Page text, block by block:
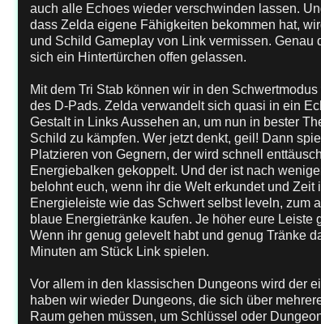
auch alle Echoes wieder verschwinden lassen.
dass Zelda eigene Fähigkeiten bekommen hat,
und Schild Gameplay von Link vermissen.
sich ein Hintertürchen offen gelassen.
Mit dem Tri Stab können wir in den
des D-Pads. Zelda verwandelt sich quasi in ein
Gestalt in Links Aussehen an, um nun in bester
Schild zu kämpfen. Wer jetzt denkt, geil! Dann
Platzieren von Gegnern, der wird schnell
Energiebalken gekoppelt. Und der ist nach
belohnt euch, wenn ihr die Welt erkundet und
Energieleiste wie das Schwert selbst leveln, zum
blaue Energietränke kaufen. Je höher eure
Wenn ihr genug gelevelt habt und genug Tränke
Minuten am Stück Link spielen.
Vor allem in den klassischen Dungeons wird der
haben wir wieder Dungeons, die sich über
Raum gehen müssen, um Schlüssel oder